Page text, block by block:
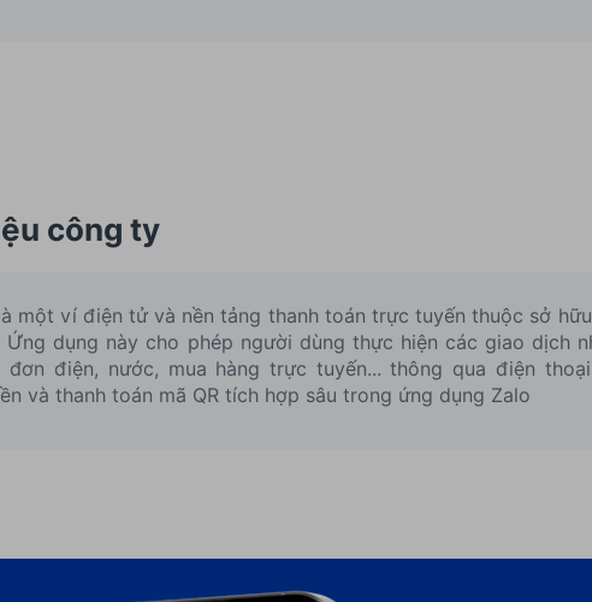
công ty
một ví điện tử và nền tảng thanh toán trực tuyến thuộc sở
Ứng dụng này cho phép người dùng thực hiện các giao dịch
đơn điện, nước, mua hàng trực tuyến... thông qua điện
và thanh toán mã QR tích hợp sâu trong ứng dụng Zalo